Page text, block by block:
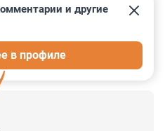
и другие
в профиле